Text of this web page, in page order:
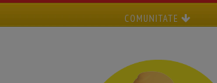
COMUNITATE